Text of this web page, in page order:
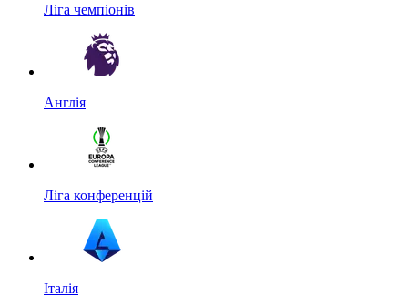
Ліга чемпіонів
Англія
Ліга конференцій
Італія